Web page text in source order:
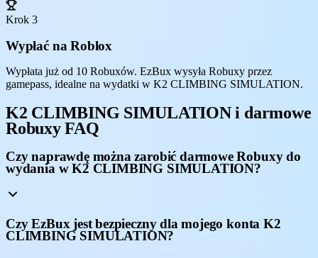
Krok 3
Wypłać na Roblox
Wypłata już od 10 Robuxów. EzBux wysyła Robuxy przez
gamepass, idealne na wydatki w K2 CLIMBING SIMULATION.
K2 CLIMBING SIMULATION i darmowe
Robuxy FAQ
Czy naprawdę można zarobić darmowe Robuxy do
wydania w K2 CLIMBING SIMULATION?
Czy EzBux jest bezpieczny dla mojego konta K2
CLIMBING SIMULATION?